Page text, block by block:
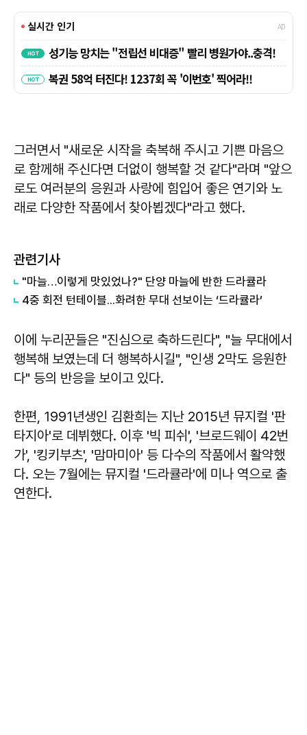
그러면서 "새로운 시작을 축복해 주시고 기쁜 마음으
로 함께해 주신다면 더없이 행복할 것 같다"라며 "앞으
로도 여러분의 응원과 사랑에 힘입어 좋은 연기와 노
래로 다양한 작품에서 찾아뵙겠다"라고 했다.
관련기사
"마늘…이렇게 맛있었나?" 단양 마늘에 반한 드라큘라
4중 회전 턴테이블...화려한 무대 선보이는 ‘드라큘라’
이에 누리꾼들은 "진심으로 축하드린다", "늘 무대에서
행복해 보였는데 더 행복하시길", "인생 2막도 응원한
다" 등의 반응을 보이고 있다.
한편, 1991년생인 김환희는 지난 2015년 뮤지컬 '판
타지아'로 데뷔했다. 이후 '빅 피쉬', '브로드웨이 42번
가', '킹키부츠', '맘마미아' 등 다수의 작품에서 활약했
다. 오는 7월에는 뮤지컬 '드라큘라'에 미나 역으로 출
연한다.